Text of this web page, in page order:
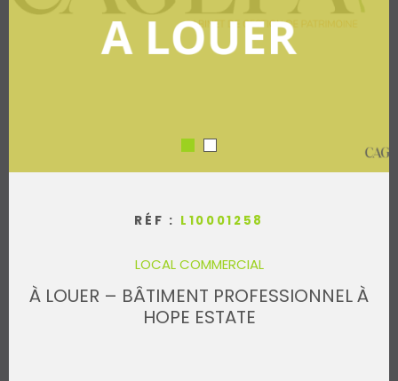
RÉF : L10001258
LOCAL COMMERCIAL
À LOUER – BÂTIMENT PROFESSIONNEL À
HOPE ESTATE